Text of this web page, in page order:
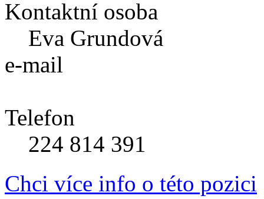
Kontaktní osoba
Eva Grundová
e-mail
Telefon
224 814 391
Chci více info o této pozici